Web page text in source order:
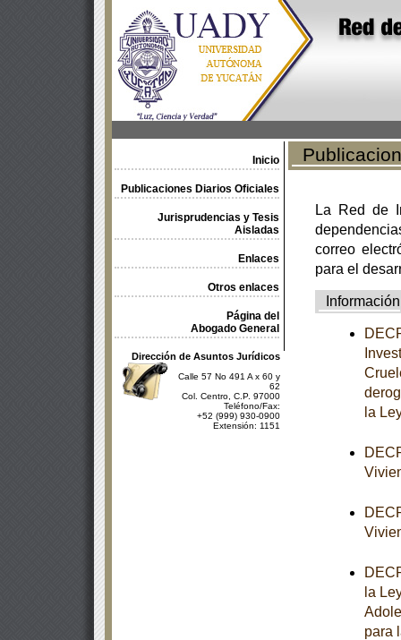
Inicio
Publicaciones Diarios Oficiales
Jurisprudencias y Tesis
Aisladas
Enlaces
Otros enlaces
Página del
Abogado General
Dirección de Asuntos Jurídicos
Calle 57 No 491 A x 60 y
62
Col. Centro, C.P. 97000
Teléfono/Fax:
+52 (999) 930-0900
Extensión: 1151
La Red de
correo
para el
Información
la
la
para